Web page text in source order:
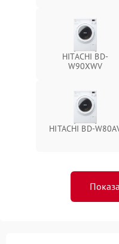
HITACHI BD-
W90XWV
HITACHI BD-